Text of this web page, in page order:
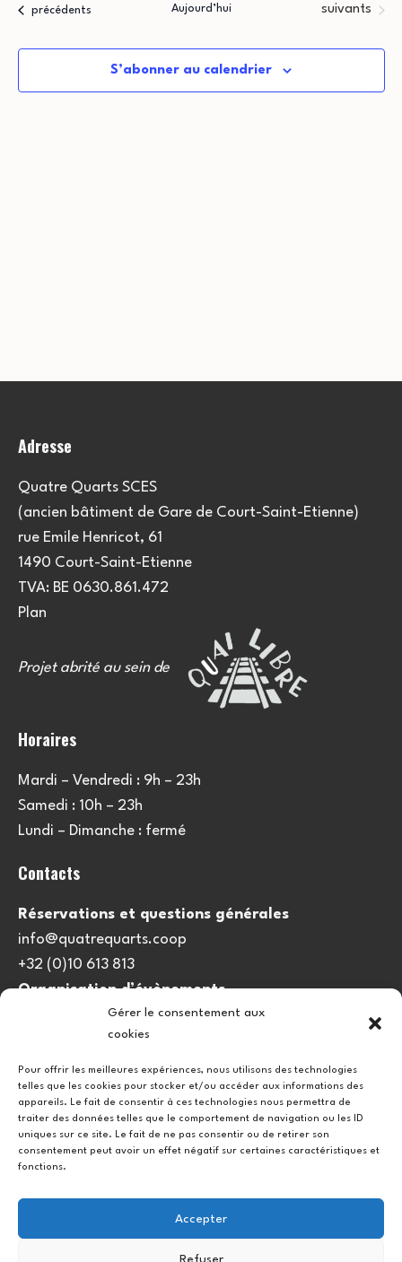
Gérer le consentement aux
cookies
Pour offrir les meilleures expériences, nous utilisons des technologies
telles que les cookies pour stocker et/ou accéder aux informations des
appareils. Le fait de consentir à ces technologies nous permettra de
traiter des données telles que le comportement de navigation ou les ID
uniques sur ce site. Le fait de ne pas consentir ou de retirer son
consentement peut avoir un effet négatif sur certaines caractéristiques et
fonctions.
Accepter
Refuser
Évènements
précédents Aujourd’hui Évènements
suivants
S’abonner au calendrier
Adresse
Quatre Quarts SCES
(ancien bâtiment de Gare de Court-Saint-Etienne)
rue Emile Henricot, 61
1490 Court-Saint-Etienne
TVA: BE 0630.861.472
Plan
Projet abrité au sein de
Horaires
Mardi – Vendredi : 9h – 23h
Samedi : 10h – 23h
Lundi – Dimanche : fermé
Contacts
Réservations et questions générales
info@quatrequarts.coop
+32 (0)10 613 813
Organisation d’évènements
viedulieu@quatrequarts.coop
Politique de cookies (UE)